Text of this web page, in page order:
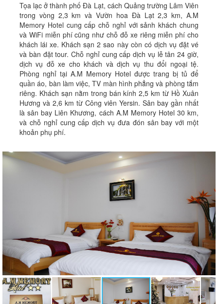
Tọa lạc ở thành phố Đà Lạt, cách Quảng trường Lâm Viên
trong vòng 2,3 km và Vườn hoa Đà Lạt 2,3 km, A.M
Memory Hotel cung cấp chỗ nghỉ với sảnh khách chung
và WiFi miễn phí cũng như chỗ đỗ xe riêng miễn phí cho
khách lái xe. Khách sạn 2 sao này còn có dịch vụ đặt vé
và bàn đặt tour. Chỗ nghỉ cung cấp dịch vụ lễ tân 24 giờ,
dịch vụ đỗ xe cho khách và dịch vụ thu đổi ngoại tệ.
Phòng nghỉ tại A.M Memory Hotel được trang bị tủ để
quần áo, bàn làm việc, TV màn hình phẳng và phòng tắm
riêng. Khách sạn nằm trong bán kính 2,5 km từ Hồ Xuân
Hương và 2,6 km từ Công viên Yersin. Sân bay gần nhất
là sân bay Liên Khương, cách A.M Memory Hotel 30 km,
và chỗ nghỉ cung cấp dịch vụ đưa đón sân bay với một
khoản phụ phí.